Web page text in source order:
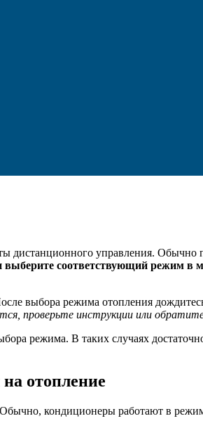
дистанционного управления. Обычно
соответствующий режим в
выбора режима отопления
проверьте инструкции или
режима. В таких случаях
отопление
Обычно, кондиционеры работают в